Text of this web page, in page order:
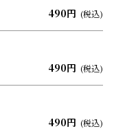
490円 (税込)
490円 (税込)
490円 (税込)